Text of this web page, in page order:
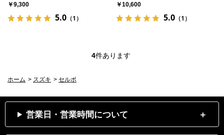
￥9,300
5.0 （1）
￥10,600
5.0（1）
4件あります
ホーム > スズキ > セルボ
営業日・営業時間について